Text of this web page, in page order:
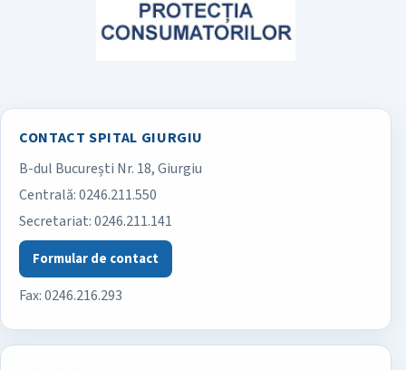
CONTACT SPITAL GIURGIU
Spitalul Județean de Urgență Giurgiu
B-dul București Nr. 18, Giurgiu
Centrală:0246.211.550
Secretariat:0246.211.141
Formular de contact
Fax: 0246.216.293